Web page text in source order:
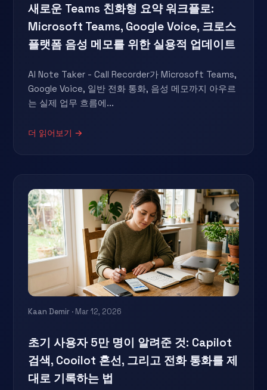
새로운 Teams 친화형 요약 워크플로:
Microsoft Teams, Google Voice, 크로스
플랫폼 음성 메모를 위한 실용적 업데이트
AI Note Taker - Call Recorder가 Microsoft Teams,
Google Voice, 일반 전화 통화, 음성 메모까지 아우르
는 실제 업무 흐름에...
더 읽어보기 →
Kaan Demir · Mar 12, 2026
초기 사용자 5만 명이 알려준 것: Capilot
검색, Cooilot 혼선, 그리고 전화 통화를 제
대로 기록하는 법